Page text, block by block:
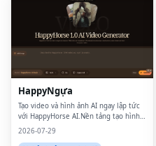
HappyNgựa
Tạo video và hình ảnh AI ngay lập tức
với HappyHorse AI.Nền tảng tạo hình
ảnh và chuyển văn bản thành video
2026-07-29